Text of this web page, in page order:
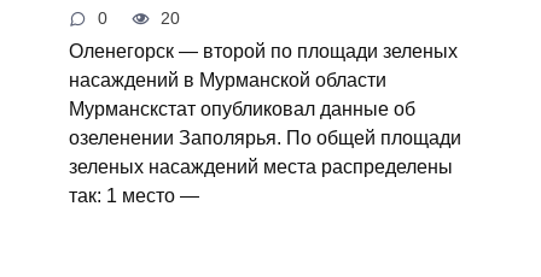
0 20
Оленегорск — второй по площади зеленых
насаждений в Мурманской области
Мурманскстат опубликовал данные об
озеленении Заполярья. По общей площади
зеленых насаждений места распределены
так: 1 место —